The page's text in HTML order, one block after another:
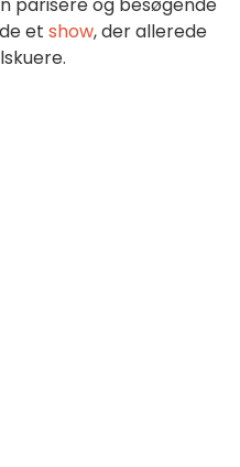
parisere og besøgende
et show, der allerede